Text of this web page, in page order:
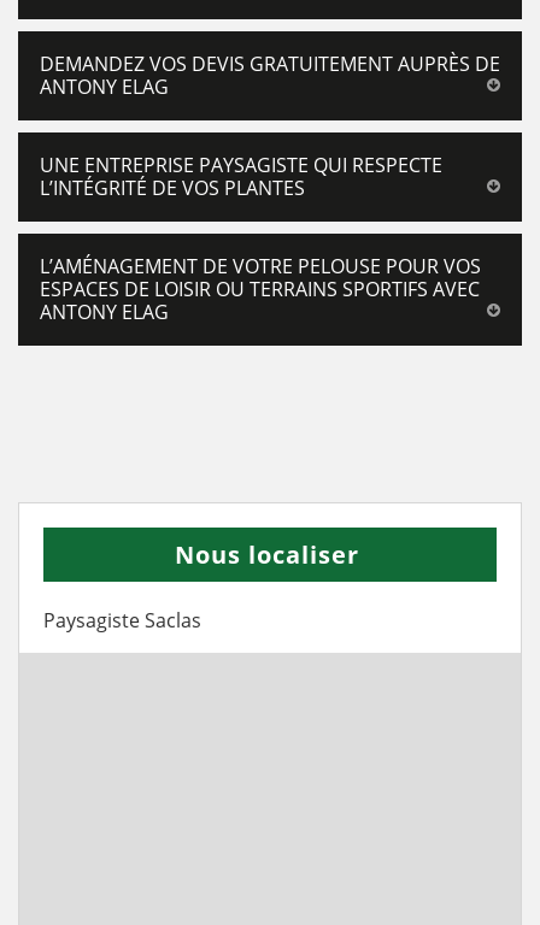
DEMANDEZ VOS DEVIS GRATUITEMENT AUPRÈS DE
ANTONY ELAG
UNE ENTREPRISE PAYSAGISTE QUI RESPECTE
L’INTÉGRITÉ DE VOS PLANTES
L’AMÉNAGEMENT DE VOTRE PELOUSE POUR VOS
ESPACES DE LOISIR OU TERRAINS SPORTIFS AVEC
ANTONY ELAG
Nous localiser
Paysagiste Saclas